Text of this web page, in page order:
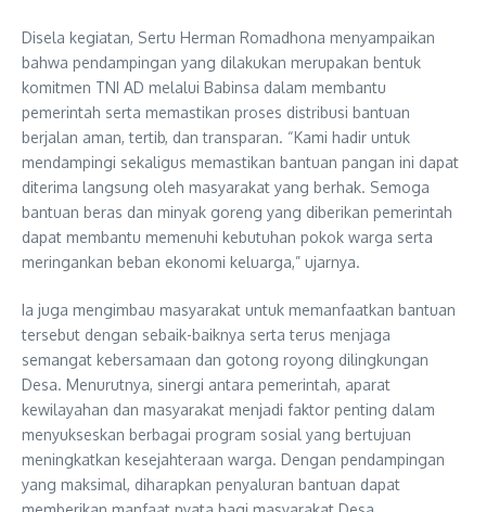
Disela kegiatan, Sertu Herman Romadhona menyampaikan
bahwa pendampingan yang dilakukan merupakan bentuk
komitmen TNI AD melalui Babinsa dalam membantu
pemerintah serta memastikan proses distribusi bantuan
berjalan aman, tertib, dan transparan. “Kami hadir untuk
mendampingi sekaligus memastikan bantuan pangan ini dapat
diterima langsung oleh masyarakat yang berhak. Semoga
bantuan beras dan minyak goreng yang diberikan pemerintah
dapat membantu memenuhi kebutuhan pokok warga serta
meringankan beban ekonomi keluarga,” ujarnya.
Ia juga mengimbau masyarakat untuk memanfaatkan bantuan
tersebut dengan sebaik-baiknya serta terus menjaga
semangat kebersamaan dan gotong royong dilingkungan
Desa. Menurutnya, sinergi antara pemerintah, aparat
kewilayahan dan masyarakat menjadi faktor penting dalam
menyukseskan berbagai program sosial yang bertujuan
meningkatkan kesejahteraan warga. Dengan pendampingan
yang maksimal, diharapkan penyaluran bantuan dapat